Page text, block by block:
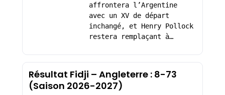
affrontera l’Argentine
avec un XV de départ
inchangé, et Henry Pollock
restera remplaçant à…
Résultat Fidji – Angleterre : 8-73
(Saison 2026-2027)